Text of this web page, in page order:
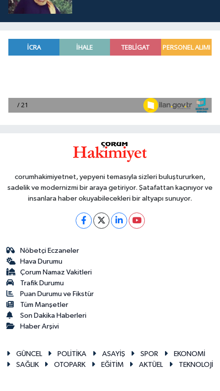
corumhakimiyetnet, yepyeni temasıyla sizleri buluştururken,
sadelik ve modernizmi bir araya getiriyor. Şatafattan kaçınıyor ve
insanlara haber okuyabilecekleri bir altyapı sunuyor.
Nöbetçi Eczaneler
Hava Durumu
Çorum Namaz Vakitleri
Trafik Durumu
Puan Durumu ve Fikstür
Tüm Manşetler
Son Dakika Haberleri
Haber Arşivi
GÜNCEL POLİTİKA ASAYİŞ SPOR
EKONOMİ
SAĞLIK
OTOPARK EĞİTİM AKTÜEL TEKNOLOJİ